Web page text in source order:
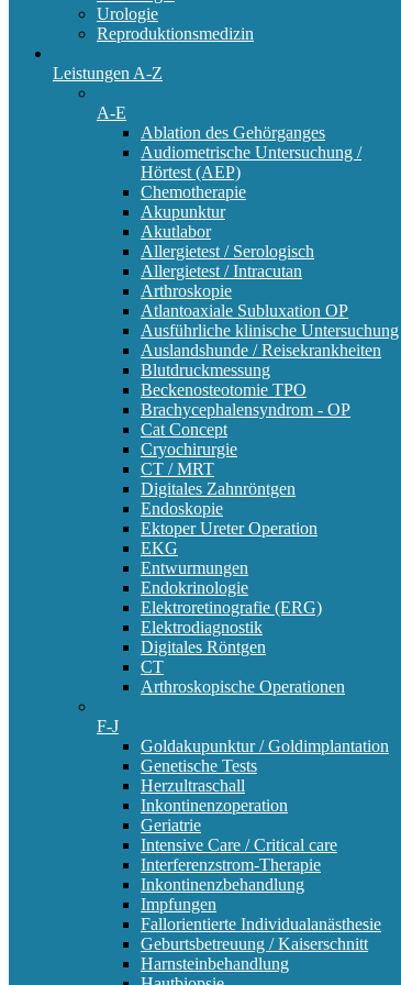
Urologie
Reproduktionsmedizin
Leistungen A-Z
A-E
Ablation des Gehörganges
Audiometrische Untersuchung /
Hörtest (AEP)
Chemotherapie
Akupunktur
Akutlabor
Allergietest / Serologisch
Allergietest / Intracutan
Arthroskopie
Atlantoaxiale Subluxation OP
Ausführliche klinische Untersuchung
Auslandshunde / Reisekrankheiten
Blutdruckmessung
Beckenosteotomie TPO
Brachycephalensyndrom - OP
Cat Concept
Cryochirurgie
CT / MRT
Digitales Zahnröntgen
Endoskopie
Ektoper Ureter Operation
EKG
Entwurmungen
Endokrinologie
Elektroretinografie (ERG)
Elektrodiagnostik
Digitales Röntgen
CT
Arthroskopische Operationen
F-J
Goldakupunktur / Goldimplantation
Genetische Tests
Herzultraschall
Inkontinenzoperation
Geriatrie
Intensive Care / Critical care
Interferenzstrom-Therapie
Inkontinenzbehandlung
Impfungen
Fallorientierte Individualanästhesie
Geburtsbetreuung / Kaiserschnitt
Harnsteinbehandlung